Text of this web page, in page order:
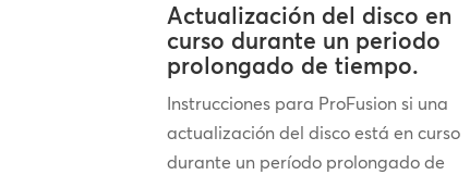
Actualización del disco en
curso durante un periodo
prolongado de tiempo.
Instrucciones para ProFusion si una
actualización del disco está en curso
durante un período prolongado de